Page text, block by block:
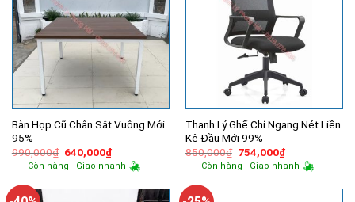
Bàn Họp Cũ Chân Sắt Vuông Mới
95%
990,000₫ Giá
gốc
là:
640,000₫Giá
hiện
tại
640,000₫.
Còn hàng - Giao nhanh
Thanh Lý Ghế Chỉ Ngang Nét Liền
Kê Đầu Mới 99%
850,000₫ Giá
gốc
là:
754,000₫Giá
hiện
tại
754,000₫.
Còn hàng - Giao nhanh